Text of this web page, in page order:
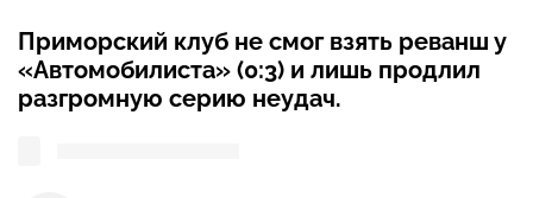
Приморский клуб не смог взять реванш у
«Автомобилиста» (0:3) и лишь продлил
разгромную серию неудач.